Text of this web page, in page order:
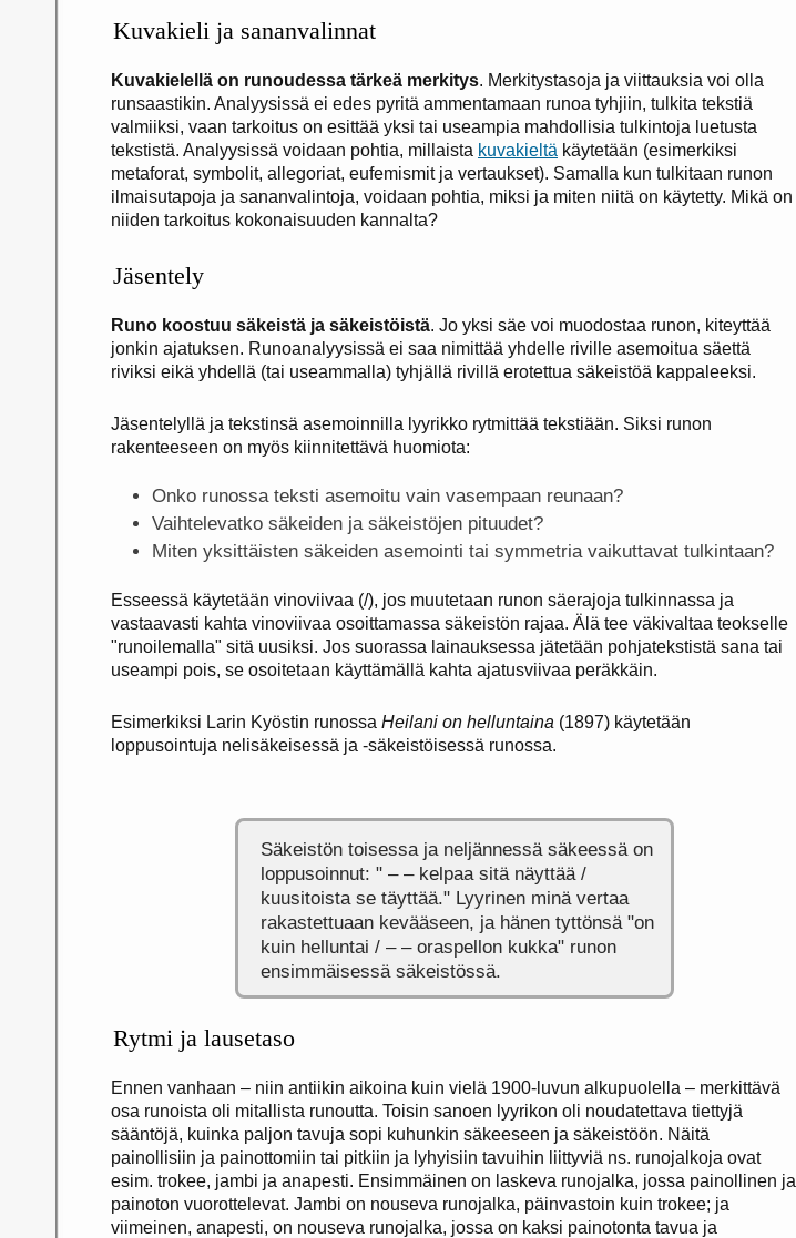
Kuvakieli ja sananvalinnat
Kuvakielellä on runoudessa tärkeä merkitys. Merkitystasoja ja viittauksia voi olla
runsaastikin. Analyysissä ei edes pyritä ammentamaan runoa tyhjiin, tulkita tekstiä
valmiiksi, vaan tarkoitus on esittää yksi tai useampia mahdollisia tulkintoja luetusta
tekstistä. Analyysissä voidaan pohtia, millaista kuvakieltä käytetään (esimerkiksi
metaforat, symbolit, allegoriat, eufemismit ja vertaukset). Samalla kun tulkitaan runon
ilmaisutapoja ja sananvalintoja, voidaan pohtia, miksi ja miten niitä on käytetty. Mikä on
niiden tarkoitus kokonaisuuden kannalta?
Jäsentely
Runo koostuu säkeistä ja säkeistöistä. Jo yksi säe voi muodostaa runon, kiteyttää
jonkin ajatuksen. Runoanalyysissä ei saa nimittää yhdelle riville asemoitua säettä
riviksi eikä yhdellä (tai useammalla) tyhjällä rivillä erotettua säkeistöä kappaleeksi.
Jäsentelyllä ja tekstinsä asemoinnilla lyyrikko rytmittää tekstiään. Siksi runon
rakenteeseen on myös kiinnitettävä huomiota:
Onko runossa teksti asemoitu vain vasempaan reunaan?
Vaihtelevatko säkeiden ja säkeistöjen pituudet?
Miten yksittäisten säkeiden asemointi tai symmetria vaikuttavat tulkintaan?
Esseessä käytetään vinoviivaa (/), jos muutetaan runon säerajoja tulkinnassa ja
vastaavasti kahta vinoviivaa osoittamassa säkeistön rajaa. Älä tee väkivaltaa teokselle
"runoilemalla" sitä uusiksi. Jos suorassa lainauksessa jätetään pohjatekstistä sana tai
useampi pois, se osoitetaan käyttämällä kahta ajatusviivaa peräkkäin.
Esimerkiksi Larin Kyöstin runossa Heilani on helluntaina (1897) käytetään
loppusointuja nelisäkeisessä ja -säkeistöisessä runossa.
Säkeistön toisessa ja neljännessä säkeessä on
loppusoinnut: " – – kelpaa sitä näyttää /
kuusitoista se täyttää." Lyyrinen minä vertaa
rakastettuaan kevääseen, ja hänen tyttönsä "on
kuin helluntai / – – oraspellon kukka" runon
ensimmäisessä säkeistössä.
Rytmi ja lausetaso
Ennen vanhaan – niin antiikin aikoina kuin vielä 1900-luvun alkupuolella – merkittävä
osa runoista oli mitallista runoutta. Toisin sanoen lyyrikon oli noudatettava tiettyjä
sääntöjä, kuinka paljon tavuja sopi kuhunkin säkeeseen ja säkeistöön. Näitä
painollisiin ja painottomiin tai pitkiin ja lyhyisiin tavuihin liittyviä ns. runojalkoja ovat
esim. trokee, jambi ja anapesti. Ensimmäinen on laskeva runojalka, jossa painollinen ja
painoton vuorottelevat. Jambi on nouseva runojalka, päinvastoin kuin trokee; ja
viimeinen, anapesti, on nouseva runojalka, jossa on kaksi painotonta tavua ja